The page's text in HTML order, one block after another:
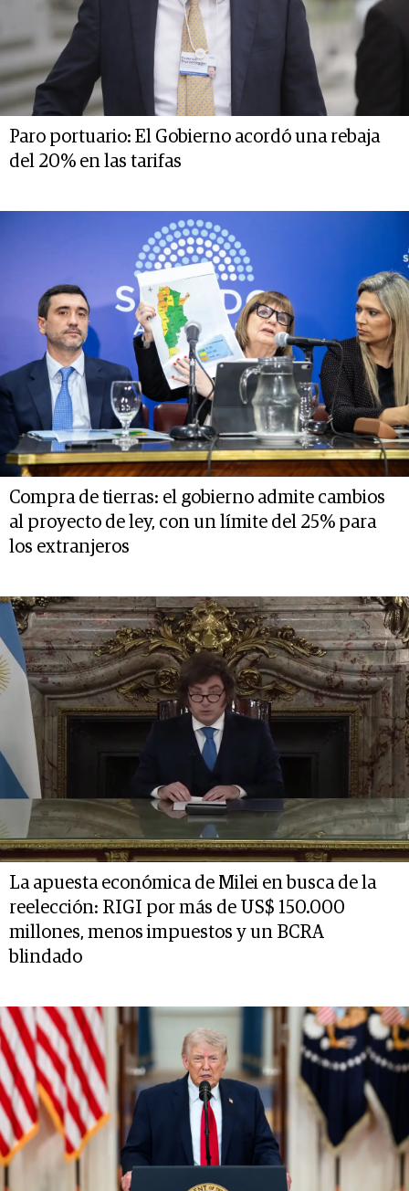
Paro portuario: El Gobierno acordó una rebaja
del 20% en las tarifas
Compra de tierras: el gobierno admite cambios
al proyecto de ley, con un límite del 25% para
los extranjeros
La apuesta económica de Milei en busca de la
reelección: RIGI por más de US$ 150.000
millones, menos impuestos y un BCRA
blindado